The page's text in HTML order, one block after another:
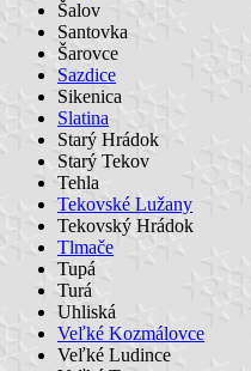
Šalov
Santovka
Šarovce
Sazdice
Sikenica
Slatina
Starý Hrádok
Starý Tekov
Tehla
Tekovské Lužany
Tekovský Hrádok
Tlmače
Tupá
Turá
Uhliská
Veľké Kozmálovce
Veľké Ludince